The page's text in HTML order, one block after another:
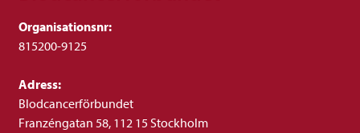
Organisationsnr:
815200-9125
Adress:
Blodcancerförbundet
Franzéngatan 58, 112 15 Stockholm